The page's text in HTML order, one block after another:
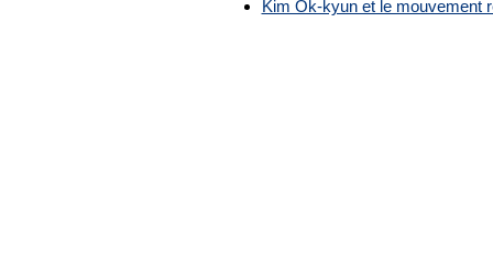
Kim Ok-kyun et le mouvement